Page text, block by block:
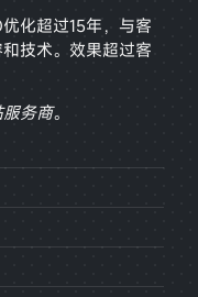
化超过15年，与客
技术。效果超过客
务商。